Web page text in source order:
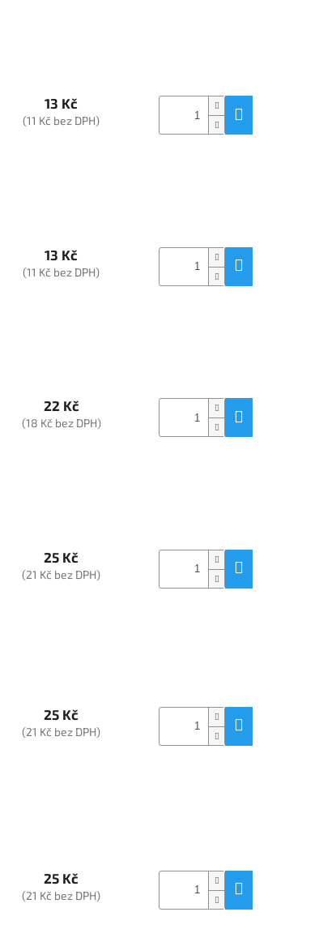
13 Kč
(11 Kč bez DPH)
13 Kč
(11 Kč bez DPH)
22 Kč
(18 Kč bez DPH)
25 Kč
(21 Kč bez DPH)
25 Kč
(21 Kč bez DPH)
25 Kč
(21 Kč bez DPH)